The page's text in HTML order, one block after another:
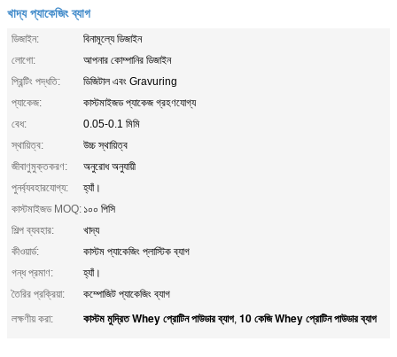
খাদ্য প্যাকেজিং ব্যাগ
ডিজাইন:
বিনামূল্যে ডিজাইন
লোগো:
আপনার কোম্পানির ডিজাইন
প্রিন্টিং পদ্ধতি:
ডিজিটাল এবং Gravuring
প্যাকেজ:
কাস্টমাইজড প্যাকেজ গ্রহণযোগ্য
বেধ:
0.05-0.1 মিমি
স্থায়িত্ব:
উচ্চ স্থায়িত্ব
জীবাণুমুক্তকরণ:
অনুরোধ অনুযায়ী
পুনর্ব্যবহারযোগ্য:
হ্যাঁ।
কাস্টমাইজড MOQ: ১০০ পিসি
শিল্প ব্যবহার:
খাদ্য
কীওয়ার্ড:
কাস্টম প্যাকেজিং প্লাস্টিক ব্যাগ
গন্ধ প্রমাণ:
হ্যাঁ।
তৈরির প্রক্রিয়া:
কম্পোজিট প্যাকেজিং ব্যাগ
লক্ষণীয় করা:
কাস্টম মুদ্রিত Whey প্রোটিন পাউডার ব্যাগ, 10 কেজি Whey প্রোটিন পাউডার ব্যাগ